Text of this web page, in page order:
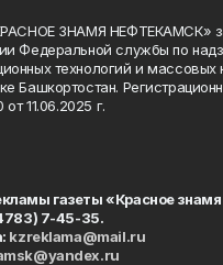
ЗНАМЯ НЕФТЕКАМСК»
Федеральной службы по
технологий и массовых
Башкортостан.
11.06.2025 г.
газеты «Красное
7-45-35.
kzreklama@mail.ru